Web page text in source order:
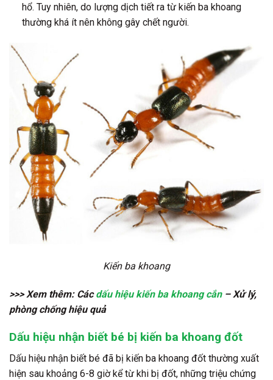
hổ. Tuy nhiên, do lượng dịch tiết ra từ kiến ba khoang
thường khá ít nên không gây chết người.
Kiến ba khoang
>>> Xem thêm: Cácdấu hiệu kiến ba khoang cắn– Xử lý,
phòng chống hiệu quả
Dấu hiệu nhận biết bé bị kiến ba khoang đốt
Dấu hiệu nhận biết bé đã bị kiến ba khoang đốt thường xuất
hiện sau khoảng 6-8 giờ kể từ khi bị đốt, những triệu chứng